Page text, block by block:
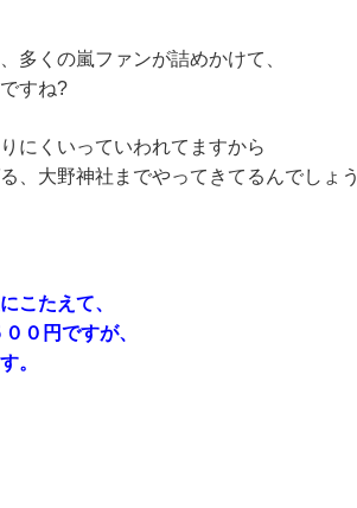
多くの嵐ファンが詰めかけて、
すね?
にくいっていわれてますから
、大野神社までやってきてるんでしょう
こたえて、
０円ですが、
。